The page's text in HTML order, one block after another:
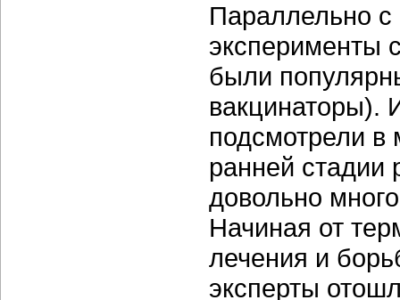
Параллельно с
эксперименты
были
вакцинаторы).
подсмотрели в
ранней стадии
довольно
Начиная от
лечения и
эксперты